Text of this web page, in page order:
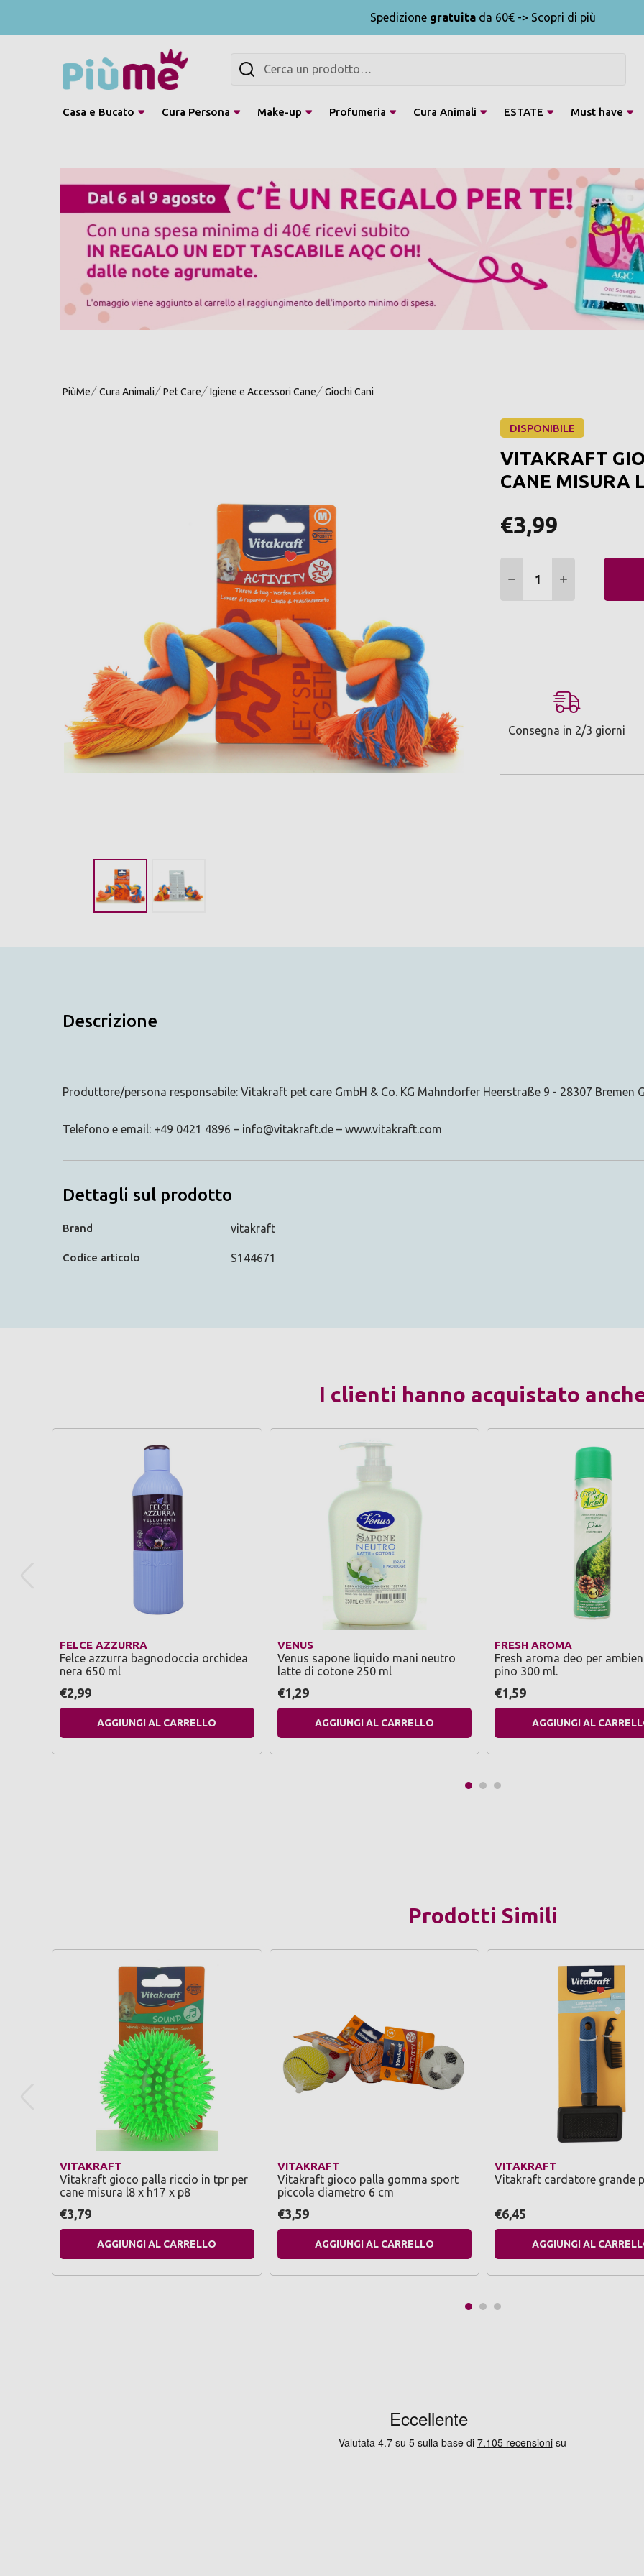
Spedizione gratuita da 60€ -> Scopri di più
Cerca
Casa e Bucato Cura Persona Make-up Profumeria Cura Animali ESTATE Must have
PiùMe Cura Animali Pet Care Igiene e Accessori Cane Giochi Cani
DISPONIBILE
VITAKRAFT
CANE MISURA
€3,99
DIMINUIRE QUANTITÀ:
AUMENTARE
Consegna in 2/3 giorni
Descrizione
Produttore/persona responsabile: Vitakraft pet care GmbH & Co. KG Mahndorfer Heerstraße 9 - 28307 Bremen
Telefono e email: +49 0421 4896 – info@vitakraft.de – www.vitakraft.com
Dettagli sul prodotto
Brand vitakraft
Codice articolo S144671
I clienti hanno acquistato
FELCE AZZURRA
Felce azzurra bagnodoccia orchidea
nera 650 ml
€2,99
AGGIUNGI AL CARRELLO
VENUS
Venus sapone liquido mani neutro
latte di cotone 250 ml
€1,29
AGGIUNGI AL CARRELLO
FRESH AROMA
Fresh aroma deo per
pino 300 ml.
€1,59
AGGIUNGI AL
Prodotti Simili
VITAKRAFT
Vitakraft gioco palla riccio in tpr per
cane misura l8 x h17 x p8
€3,79
AGGIUNGI AL CARRELLO
VITAKRAFT
Vitakraft gioco palla gomma sport
piccola diametro 6 cm
€3,59
AGGIUNGI AL CARRELLO
VITAKRAFT
Vitakraft cardatore grande
€6,45
AGGIUNGI AL